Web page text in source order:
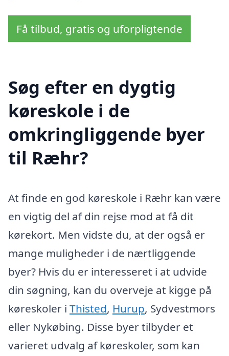
Få tilbud, gratis og uforpligtende
Søg efter en dygtig
køreskole i de
omkringliggende byer
til Ræhr?
At finde en god køreskole i Ræhr kan være
en vigtig del af din rejse mod at få dit
kørekort. Men vidste du, at der også er
mange muligheder i de nærtliggende
byer? Hvis du er interesseret i at udvide
din søgning, kan du overveje at kigge på
køreskoler i Thisted, Hurup, Sydvestmors
eller Nykøbing. Disse byer tilbyder et
varieret udvalg af køreskoler, som kan